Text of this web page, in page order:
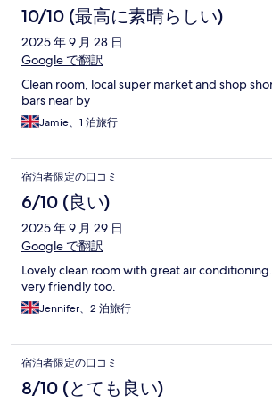
10/10 (最高に素晴らしい)
2025 年 9 月 28 日
Google で翻訳
Clean room, local super market and shop
bars near by
Jamie、1 泊旅行
宿泊者限定の口コミ
6/10 (良い)
2025 年 9 月 29 日
Google で翻訳
Lovely clean room with great air
very friendly too.
Jennifer、2 泊旅行
宿泊者限定の口コミ
8/10 (とても良い)